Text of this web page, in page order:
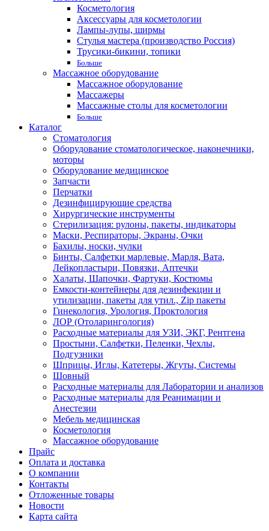
Косметология
Аксессуары для косметологии
Лампы-лупы, ширмы
Стулья мастера (производство Россия)
Трусики-бикини, топики
Больше
Массажное оборудование
Массажное оборудование
Массажеры
Массажные столы для косметологии
Больше
Каталог
Стоматология
Оборудование стоматологическое, наконечники,
моторы
Оборудование медицинское
Запчасти
Перчатки
Дезинфицирующие средства
Хирургические инструменты
Стерилизация: рулоны, пакеты, индикаторы
Маски, Респираторы, Экраны, Очки
Бахилы, носки, чулки
Бинты, Салфетки марлевые, Марля, Вата,
Лейкопластыри, Повязки, Аптечки
Халаты, Шапочки, Фартуки, Костюмы
Емкости-контейнеры для дезинфекции и
утилизации, пакеты для утил., Zip пакеты
Гинекология, Урология, Проктология
ЛОР (Отоларингология)
Расходные материалы для УЗИ, ЭКГ, Рентгена
Простыни, Салфетки, Пеленки, Чехлы,
Подгузники
Шприцы, Иглы, Катетеры, Жгуты, Системы
Шовный
Расходные материалы для Лаборатории и анализов
Расходные материалы для Реанимации и
Анестезии
Мебель медицинская
Косметология
Массажное оборудование
Прайс
Оплата и доставка
О компании
Контакты
Отложенные товары
Новости
Карта сайта